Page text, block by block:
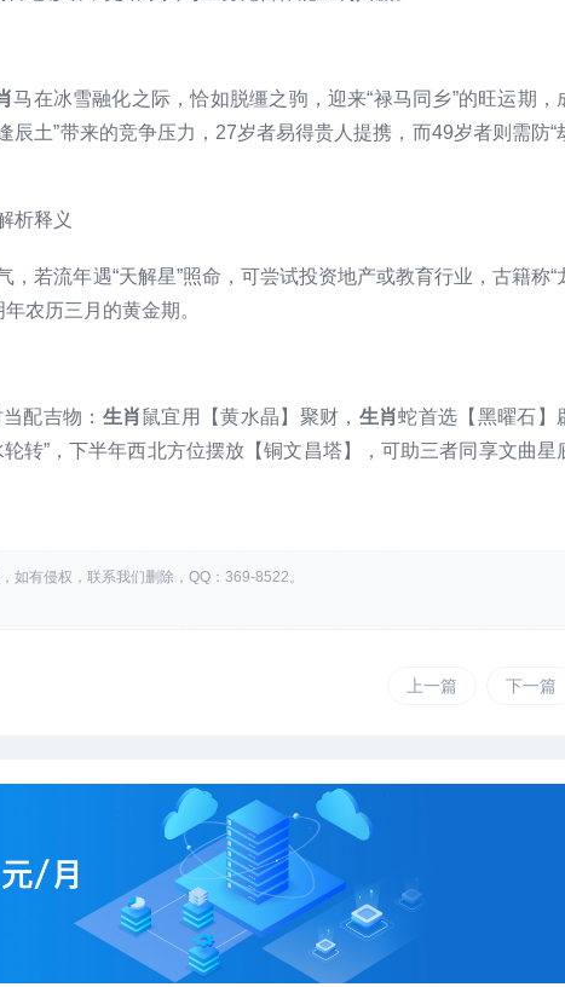
马在冰雪融化之际，恰如脱缰之驹，迎来“禄马同乡”的旺运期，
辰土”带来的竞争压力，27岁者易得贵人提携，而49岁者则需防“
若流年遇“天解星”照命，可尝试投资地产或教育行业，古籍称“
农历三月的黄金期。
配吉物： 生肖鼠宜用【黄水晶】聚财， 生肖蛇首选【黑曜石】
转”，下半年西北方位摆放【铜文昌塔】，可助三者同享文曲星
如有侵权，联系我们删除，QQ：369-8522。
上一篇 下一篇